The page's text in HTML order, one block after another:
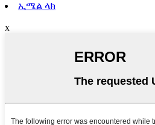
ኢሜል ላክ
x